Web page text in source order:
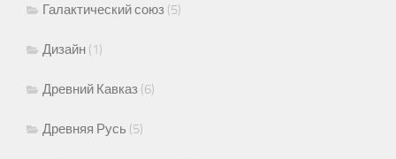
Галактический союз (5)
Дизайн (1)
Древний Кавказ (6)
Древняя Русь (5)